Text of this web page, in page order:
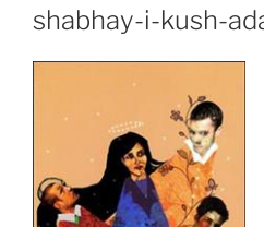
shabhay-i-kush-